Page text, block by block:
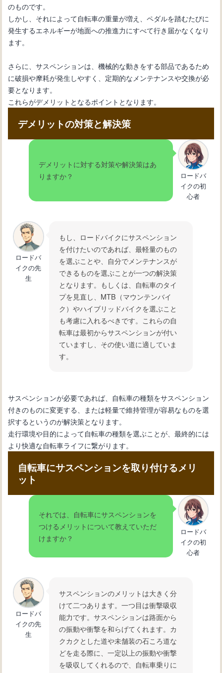
のものです。
しかし、それによって自転車の重量が増え、ペダルを踏むたびに
発生するエネルギーが地面への推進力にすべて行き届かなくなり
ます。
さらに、サスペンションは、機械的な動きをする部品であるため
に破損や摩耗が発生しやすく、定期的なメンテナンスや交換が必
要となります。
これらがデメリットとなるポイントとなります。
デメリットの対策と解決策
デメリットに対する対策や解決策はあ
りますか？
ロードバ
イクの初
心者
ロードバ
イクの先
生
もし、ロードバイクにサスペンション
を付けたいのであれば、最軽量のもの
を選ぶことや、自分でメンテナンスが
できるものを選ぶことが一つの解決策
となります。もしくは、自転車のタイ
プを見直し、MTB（マウンテンバイ
ク）やハイブリッドバイクを選ぶこと
も考慮に入れるべきです。これらの自
転車は最初からサスペンションが付い
ていますし、その使い道に適していま
す。
サスペンションが必要であれば、自転車の種類をサスペンション
付きのものに変更する、または軽量で維持管理が容易なものを選
択するというのが解決策となります。
走行環境や目的によって自転車の種類を選ぶことが、最終的には
より快適な自転車ライフに繋がります。
自転車にサスペンションを取り付けるメリ
ット
それでは、自転車にサスペンションを
つけるメリットについて教えていただ
けますか？
ロードバ
イクの初
心者
ロードバ
イクの先
生
サスペンションのメリットは大きく分
けて二つあります。一つ目は衝撃吸収
能力です。サスペンションは路面から
の振動や衝撃を和らげてくれます。カ
クカクとした道や未舗装の石ころ道な
どを走る際に、一定以上の振動や衝撃
を吸収してくれるので、自転車乗りに